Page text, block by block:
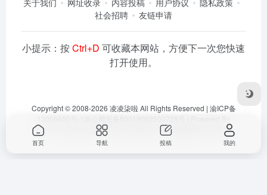
关于我们 网址收录 内容投稿 用户协议
隐私政策
社会招聘
友链申请
小提示：按Ctrl+D 可收藏本网站，方便下一次您快速
打开使用。
Copyright © 2008-2026 凌凌柒啦 All Rights Reserved | 渝ICP备
Dlaoo.Inc
Awalab| 本站运行在 由OneNav 强力驱动
首页 导航 投稿 我的